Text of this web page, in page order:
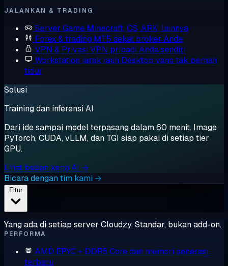
JALANKAN & TRADING
Server Game Minecraft, CS, ARK, lainnya
Forex & trading MT5 dekat broker Anda
VPN & Privasi VPN pribadi Anda sendiri
Workstation jarak jauh Desktop yang tak pernah
tidur
Solusi
Training dan inferensi AI
Dari ide sampai model terpasang dalam 60 menit. Image
PyTorch, CUDA, vLLM, dan TGI siap pakai di setiap tier
GPU.
Lihat beban kerja AI →
Bicara dengan tim kami →
Fitur
Yang ada di setiap server Cloudzy. Standar, bukan add-on.
PERFORMA
AMD EPYC + DDR5 Core dan memori generasi
terbaru